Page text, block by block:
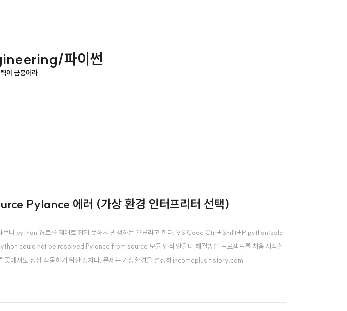
파이썬
이 금붕어라
Pylance 에러 (가상 환경 인터프리터 선택)
니 python 경로를 제대로 잡지 못해서 발생하는 오류라고 한다. VS Code Ctrl+Shift+P python:sele
could not be resolved Pylance from source 모듈 인식 안될때 해결방법 프로젝트를 처음 시작할
곳에서도 정상 작동하기 위한 장치다. 문제는 가상환경을 설정하 incomeplus.tistory.com